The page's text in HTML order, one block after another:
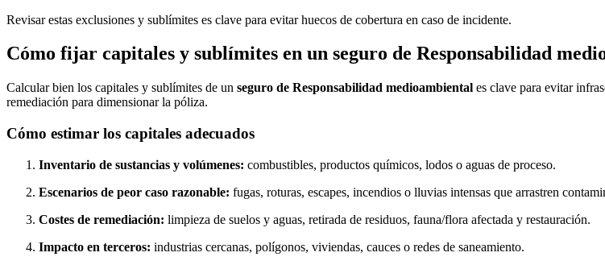
Revisar estas exclusiones y sublímites es clave para evitar huecos de cobertura en caso de incidente.
Cómo fijar capitales y sublímites en un seguro de Responsabilidad
Calcular bien los capitales y sublímites de un seguro de Responsabilidad medioambiental es clave para evitar
remediación para dimensionar la póliza.
Cómo estimar los capitales adecuados
Inventario de sustancias y volúmenes: combustibles, productos químicos, lodos o aguas de proceso.
Escenarios de peor caso razonable: fugas, roturas, escapes, incendios o lluvias intensas que arrastren
Costes de remediación: limpieza de suelos y aguas, retirada de residuos, fauna/flora afectada y restauración.
Impacto en terceros: industrias cercanas, polígonos, viviendas, cauces o redes de saneamiento.